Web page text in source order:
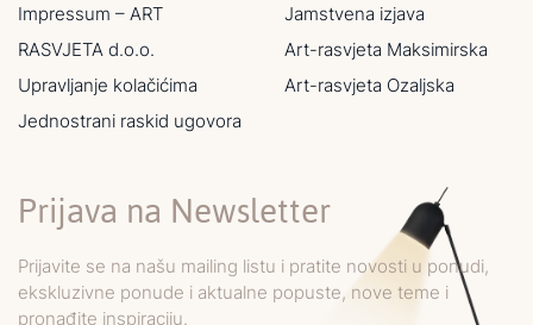
Impressum – ART
RASVJETA d.o.o.
Upravljanje kolačićima
Jednostrani raskid ugovora
Jamstvena izjava
Art-rasvjeta Maksimirska
Art-rasvjeta Ozaljska
Prijava na Newsletter
Prijavite se na našu mailing listu i pratite novosti u ponudi,
ekskluzivne ponude i aktualne popuste, nove teme i
pronađite inspiraciju.